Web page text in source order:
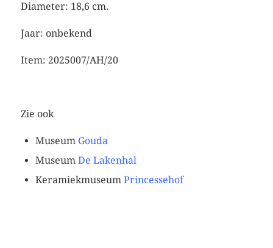
Diameter: 18,6 cm.
Jaar: onbekend
Item: 2025007/AH/20
Zie ook
Museum Gouda
Museum De Lakenhal
Keramiekmuseum Princessehof